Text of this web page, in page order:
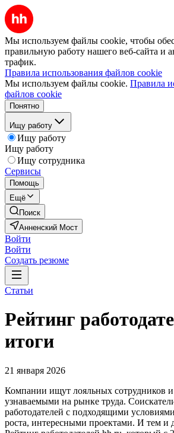
Мы используем файлы cookie, чтобы
правильную работу нашего веб-сайта и
трафик.
Правила использования файлов cookie
Мы используем файлы cookie. Правила
файлов cookie
Понятно
Ищу работу
Ищу работу
Ищу работу
Ищу сотрудника
Сервисы
Помощь
Ещё
Поиск
Анненский Мост
Войти
Войти
Создать резюме
Статьи
Рейтинг
итоги
21 января 2026
Компании ищут лояльных сотрудников и
узнаваемыми на рынке труда.
работодателей с подходящими
роста, интересными проектами. И тем и